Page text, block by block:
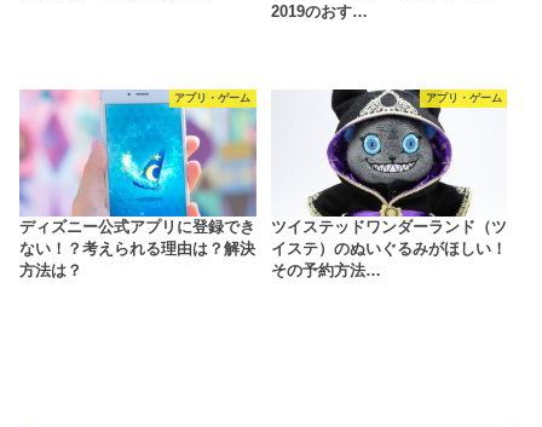
2019のおす…
アプリ・ゲーム
ディズニー公式アプリに登録でき
ない！？考えられる理由は？解決
方法は？
アプリ・ゲーム
ツイステッドワンダーランド（ツ
イステ）のぬいぐるみがほしい！
その予約方法…